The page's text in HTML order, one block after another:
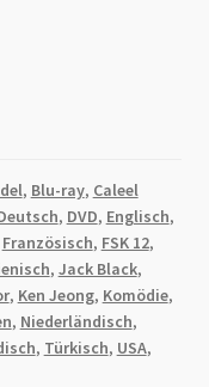
, Blu-ray, Caleel
, DVD, Englisch,
Französisch, FSK 12,
, Jack Black,
, Ken Jeong, Komödie,
, Niederländisch,
, Türkisch, USA,